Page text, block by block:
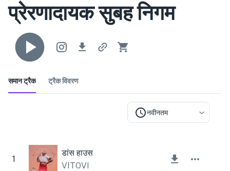
प्रेरणादायक सुबह निगम
समान ट्रैक ट्रैक विवरण
नवीनतम
1
डांस हाउस
VITOVI